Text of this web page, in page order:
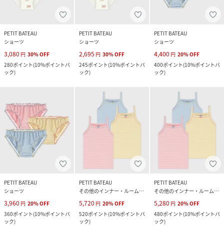
PETIT BATEAU
ショーツ
3,080 円 30%OFF
280ポイント(10%ポイントバ
ック)
PETIT BATEAU
ショーツ
2,695 円 30%OFF
245ポイント(10%ポイントバ
ック)
PETIT BATEAU
ショーツ
4,400 円 20%OFF
400ポイント(10%ポイントバ
ック)
PETIT BATEAU
ショーツ
3,960 円 20%OFF
360ポイント(10%ポイントバ
ック)
PETIT BATEAU
その他のインナー・ルームウェア
5,720 円 20%OFF
520ポイント(10%ポイントバ
ック)
PETIT BATEAU
その他のインナー・ルームウェア
5,280 円 20%OFF
480ポイント(10%ポイントバ
ック)